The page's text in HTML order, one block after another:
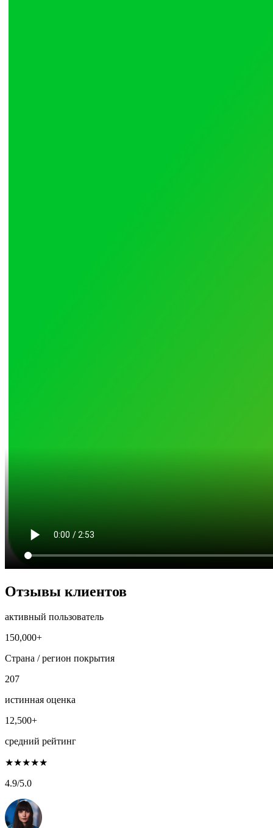
Отзывы клиентов
активный пользователь
150,000+
Страна / регион покрытия
207
истинная оценка
12,500+
средний рейтинг
★★★★★
4.9/5.0